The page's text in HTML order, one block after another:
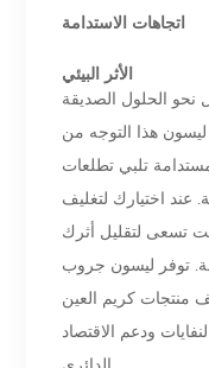
اتجاهات الاستدامة
الأثر البيئي
نحو الحلول الصديقة
هذا التوجه من
تلبي تطلعات
عند اختيارك لتغليف
تسعى لتقليل أثرك
توفر ليسون جروب
منتجات كريم العين
ودعم الاقتصاد